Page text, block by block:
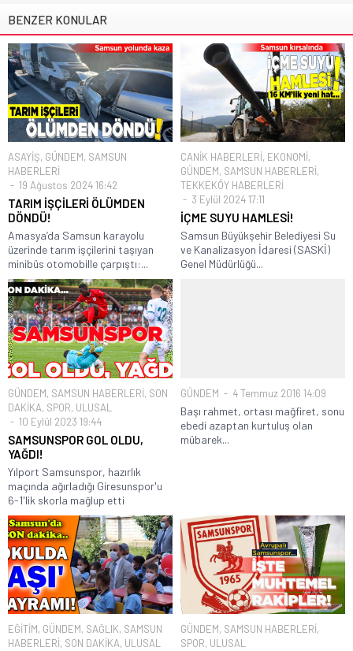
BENZER KONULAR
ASAYİŞ, GÜNDEM, SAMSUN
HABERLERİ
19 Ağustos 2024 16:42
TARIM İŞÇİLERİ ÖLÜMDEN
DÖNDÜ!
Amasya’da Samsun karayolu
üzerinde tarım işçilerini taşıyan
minibüs otomobille çarpıştı:...
CANİK HABERLERİ, EKONOMİ,
GÜNDEM, SAMSUN HABERLERİ,
TEKKEKÖY HABERLERİ
3 Eylül 2024 17:11
İÇME SUYU HAMLESİ!
Samsun Büyükşehir Belediyesi Su
ve Kanalizasyon İdaresi (SASKİ)
Genel Müdürlüğü...
GÜNDEM, SAMSUN HABERLERİ, SON
DAKİKA, SPOR, ULUSAL
10 Eylül 2023 19:44
SAMSUNSPOR GOL OLDU,
YAĞDI!
Yılport Samsunspor, hazırlık
maçında ağırladığı Giresunspor'u
6-1'lik skorla mağlup etti
GÜNDEM 4 Temmuz 2016 14:09
Başı rahmet, ortası mağfiret, sonu
ebedi azaptan kurtuluş olan
mübarek...
EĞİTİM, GÜNDEM, SAĞLIK, SAMSUN
HABERLERİ, SON DAKİKA, ULUSAL
GÜNDEM, SAMSUN HABERLERİ,
SPOR, ULUSAL